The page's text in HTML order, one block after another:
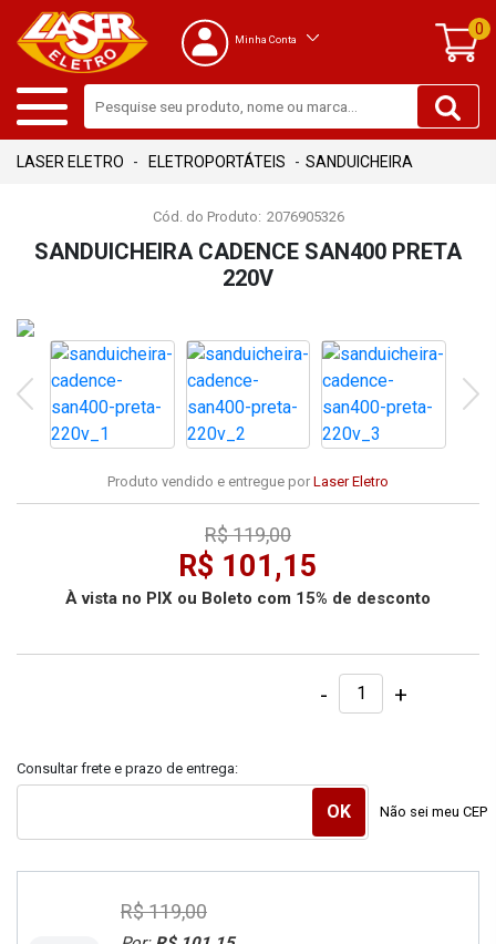
Minha Conta
0
ELETROPORTÁTEIS SANDUICHEIRA
Cód. do Produto: 2076905326
SANDUICHEIRA CADENCE SAN400 PRETA
220V
Produto vendido e entregue por Laser Eletro
R$ 101,15
À vista no PIX ou Boleto com 15% de desconto
R$ 119,00
- +
Consultar frete e prazo de entrega:
Não sei meu CEP
R$ 119,00